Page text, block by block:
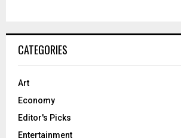
CATEGORIES
Art
Economy
Editor's Picks
Entertainment